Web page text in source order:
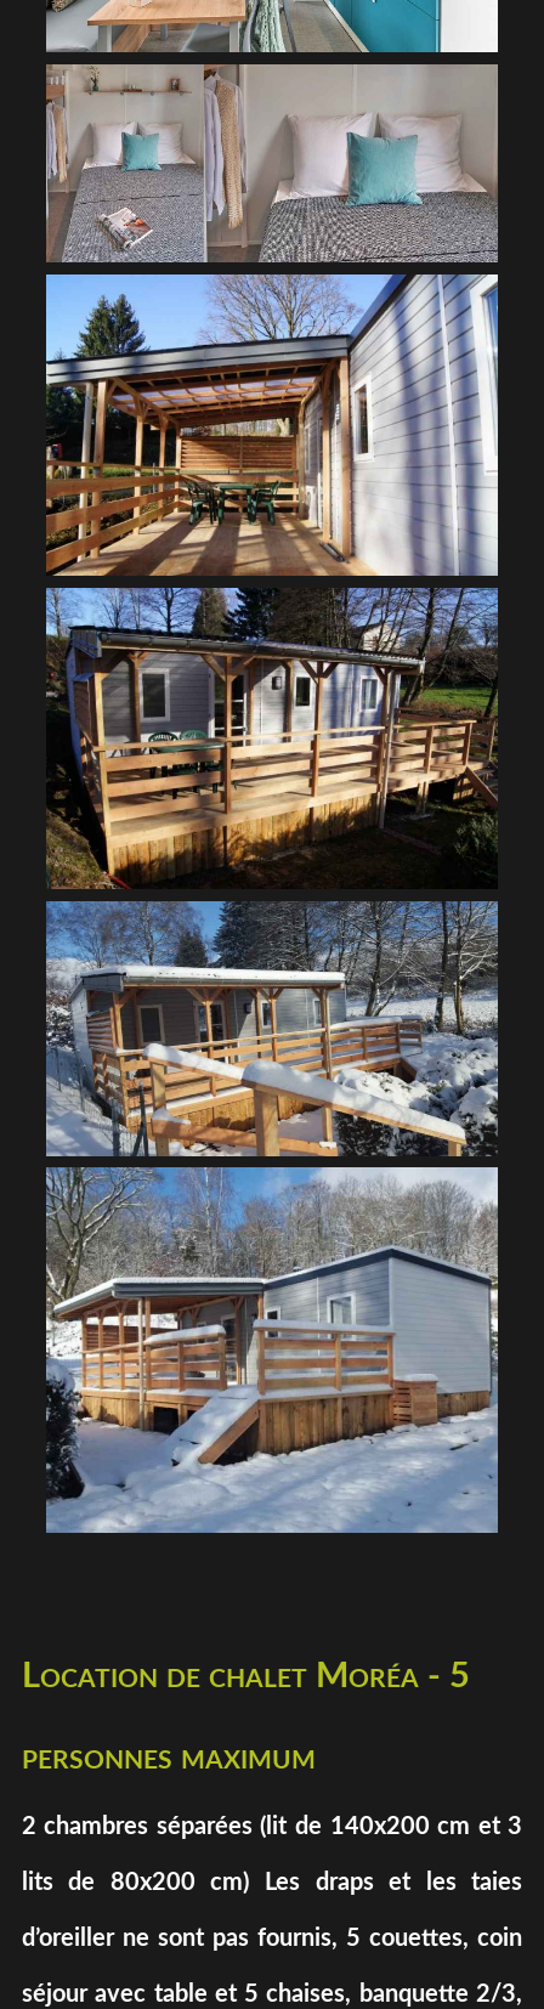
Location de chalet Moréa - 5
personnes maximum
2 chambres séparées (lit de 140x200 cm et 3
lits de 80x200 cm) Les draps et les taies
d’oreiller ne sont pas fournis, 5 couettes, coin
séjour avec table et 5 chaises, banquette 2/3,